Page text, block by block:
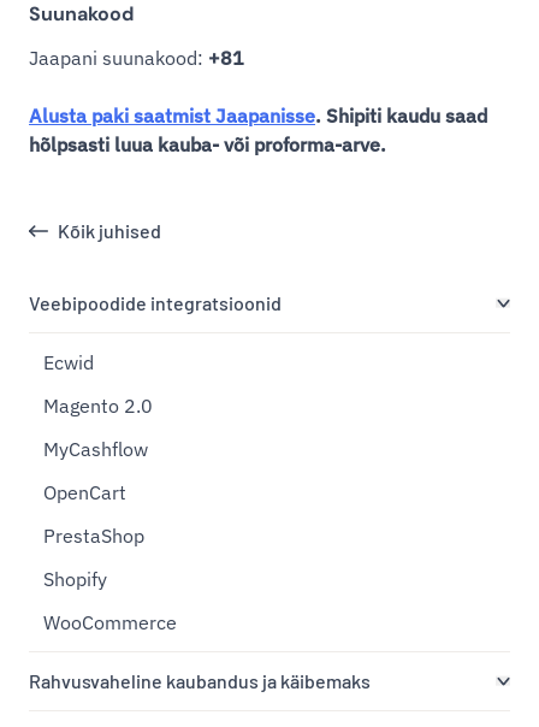
Kõik juhised
Veebipoodide integratsioonid
Ecwid
Magento 2.0
MyCashflow
OpenCart
PrestaShop
Shopify
WooCommerce
Rahvusvaheline kaubandus ja käibemaks
Suunakood
Jaapani suunakood: +81
Alusta paki saatmist Jaapanisse. Shipiti kaudu saad
hõlpsasti luua kauba- või proforma-arve.